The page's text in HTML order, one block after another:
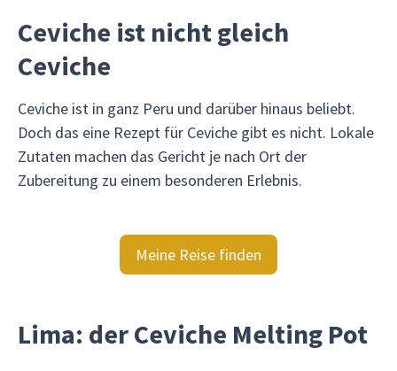
Ceviche ist nicht gleich
Ceviche
Ceviche ist in ganz Peru und darüber hinaus beliebt.
Doch das eine Rezept für Ceviche gibt es nicht. Lokale
Zutaten machen das Gericht je nach Ort der
Zubereitung zu einem besonderen Erlebnis.
Meine Reise finden
Lima: der Ceviche Melting Pot